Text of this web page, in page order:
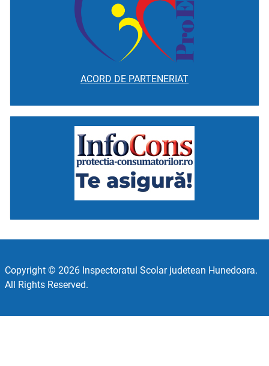
ACORD DE PARTENERIAT
Copyright © 2026 Inspectoratul Scolar judetean Hunedoara.
All Rights Reserved.